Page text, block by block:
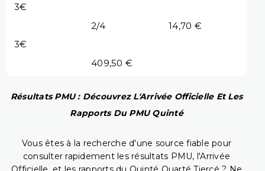
3€
2/4
14,70 €
3€
409,50 €
Résultats PMU : Découvrez L'Arrivée Officielle Et Les
Rapports Du PMU Quinté
Vous êtes à la recherche d'une source fiable pour
consulter rapidement les résultats PMU, l'Arrivée